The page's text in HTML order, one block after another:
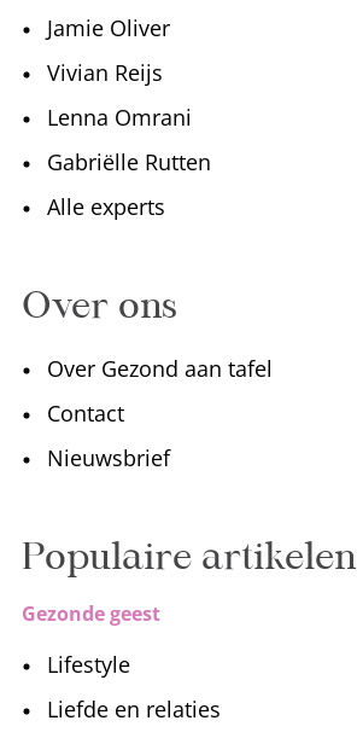
Jamie Oliver
Vivian Reijs
Lenna Omrani
Gabriëlle Rutten
Alle experts
Over ons
Over Gezond aan tafel
Contact
Nieuwsbrief
Populaire artikelen
Gezonde geest
Lifestyle
Liefde en relaties